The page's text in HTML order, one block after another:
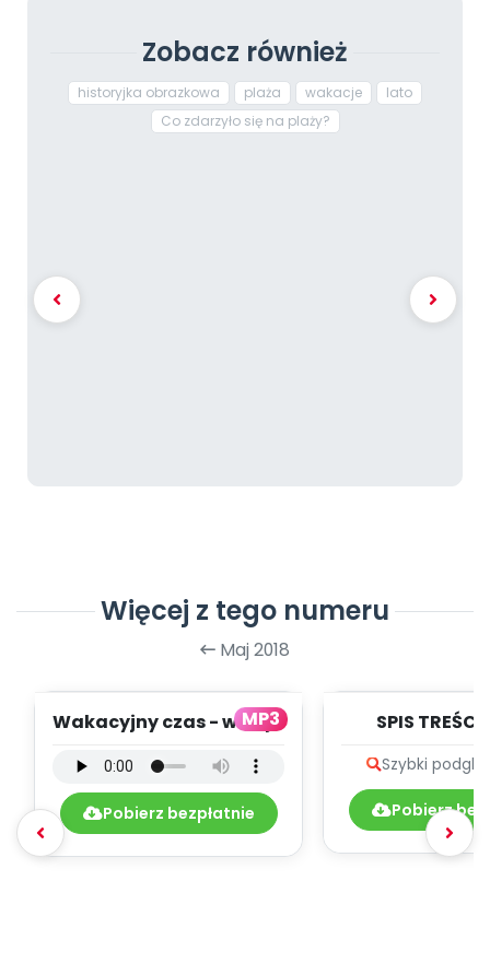
Zobacz również
historyjka obrazkowa plaża wakacje
lato
Co zdarzyło się na plaży?
Więcej z tego numeru
Maj 2018
MP3
Wakacyjny czas - wersja
mp3)
Pobierz bezpłatnie
SPIS TREŚCI
5.200/
Szybki
Pobierz